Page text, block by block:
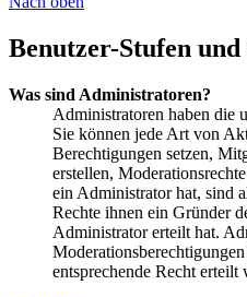
Benutzer-Stufen
Was sind Administratoren?
Administratoren haben die
Sie können jede Art von
Berechtigungen setzen,
erstellen,
ein Administrator hat, sind
Rechte ihnen ein Gründer
Administrator erteilt hat.
entsprechende Recht erteilt